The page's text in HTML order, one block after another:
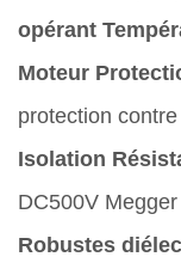
opérant
Moteur
protection
Isolation
DC500V Megger
Robustes